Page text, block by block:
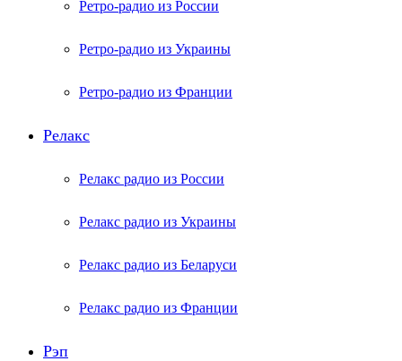
Ретро-радио из России
Ретро-радио из Украины
Ретро-радио из Франции
Релакс
Релакс радио из России
Релакс радио из Украины
Релакс радио из Беларуси
Релакс радио из Франции
Рэп